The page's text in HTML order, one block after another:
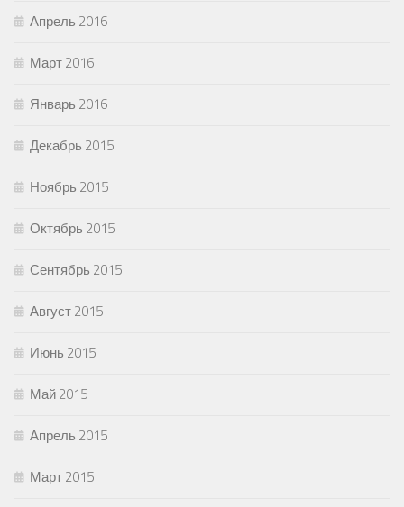
Апрель 2016
Март 2016
Январь 2016
Декабрь 2015
Ноябрь 2015
Октябрь 2015
Сентябрь 2015
Август 2015
Июнь 2015
Май 2015
Апрель 2015
Март 2015